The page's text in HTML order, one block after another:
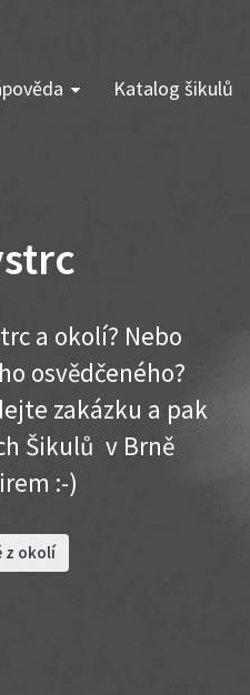
Katalog šikulů
a okolí? Nebo
osvědčeného?
zakázku a pak
Šikulů v Brně
:-)
z okolí